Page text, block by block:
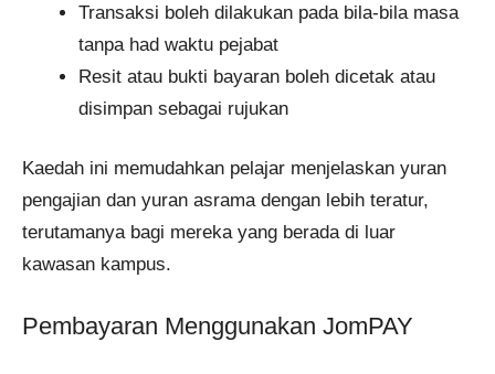
Transaksi boleh dilakukan pada bila-bila masa
tanpa had waktu pejabat
Resit atau bukti bayaran boleh dicetak atau
disimpan sebagai rujukan
Kaedah ini memudahkan pelajar menjelaskan yuran
pengajian dan yuran asrama dengan lebih teratur,
terutamanya bagi mereka yang berada di luar
kawasan kampus.
Pembayaran Menggunakan JomPAY